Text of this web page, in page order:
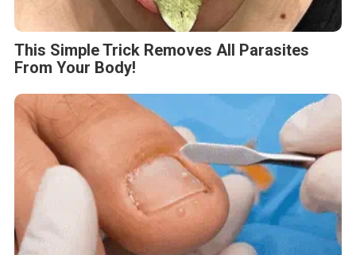
This Simple Trick Removes All Parasites
From Your Body!